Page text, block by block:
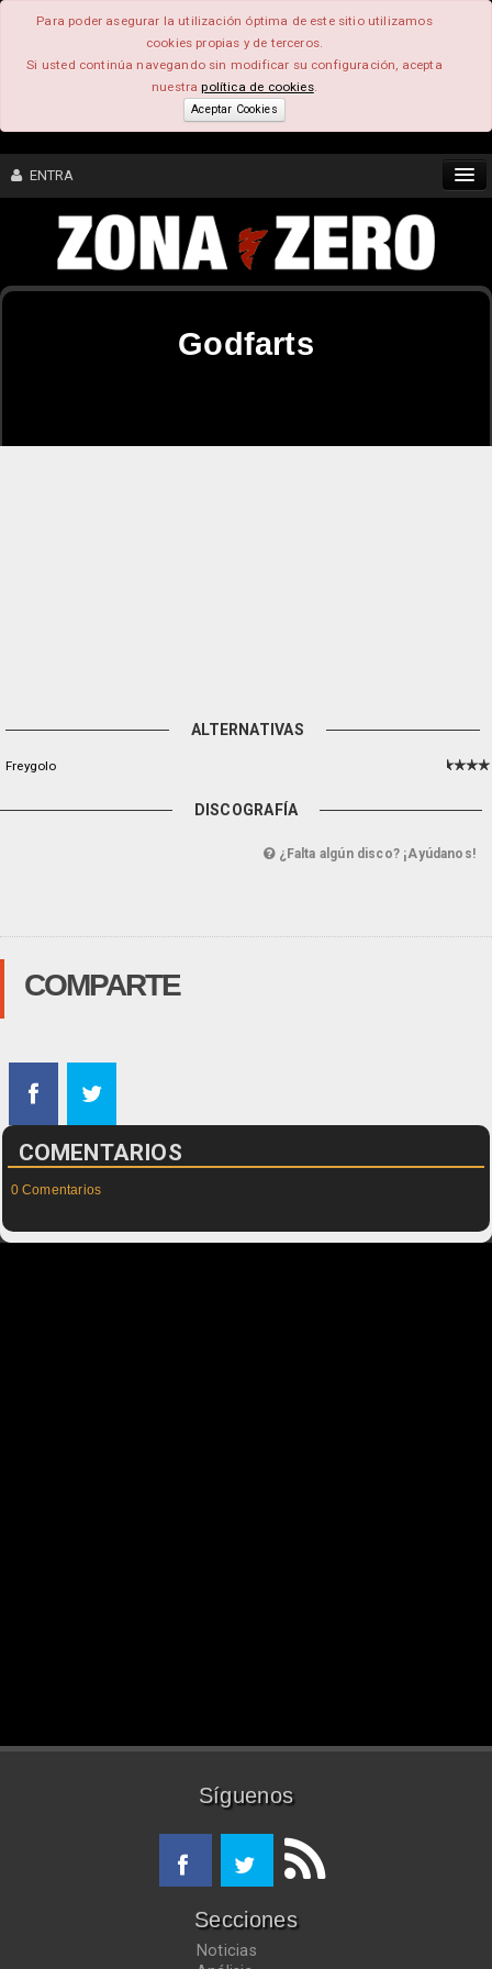
Para poder asegurar la utilización óptima de este sitio utilizamos
cookies propias y de terceros.
Si usted continúa navegando sin modificar su configuración, acepta
nuestrapolítica de cookies.
Aceptar Cookies
ENTRA
CONTENIDO
Godfarts
ALTERNATIVAS
Freygolo
DISCOGRAFÍA
¿Falta algún disco? ¡Ayúdanos!
COMPARTE
COMENTARIOS
0 Comentarios
Síguenos
Secciones
Noticias